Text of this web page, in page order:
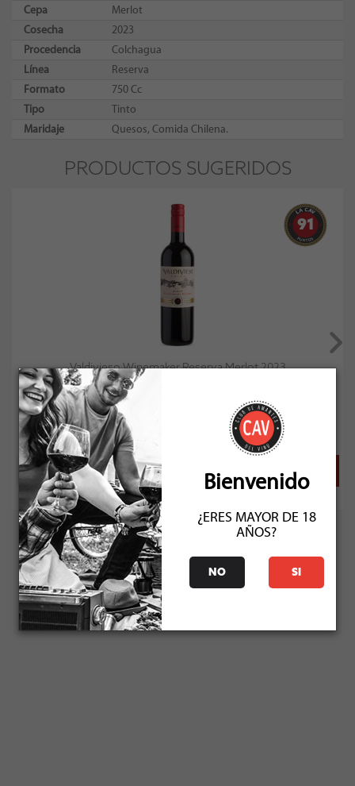
Cepa
Merlot
Cosecha
2023
Procedencia
Colchagua
Línea
Reserva
Formato
750 Cc
Tipo
Tinto
Maridaje
Quesos, Comida Chilena.
PRODUCTOS SUGERIDOS
91
Valdivieso Winemaker Reserva Merlot 2023
Bienvenido
¿ERES MAYOR DE 18
AÑOS?
NO SI